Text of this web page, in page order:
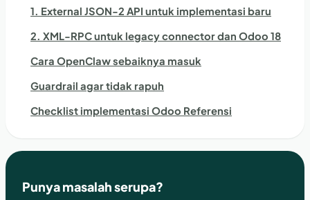
1. External JSON-2 API untuk implementasi baru
2. XML-RPC untuk legacy connector dan Odoo 18
Cara OpenClaw sebaiknya masuk
Guardrail agar tidak rapuh
Checklist implementasi Odoo Referensi
Punya masalah serupa?